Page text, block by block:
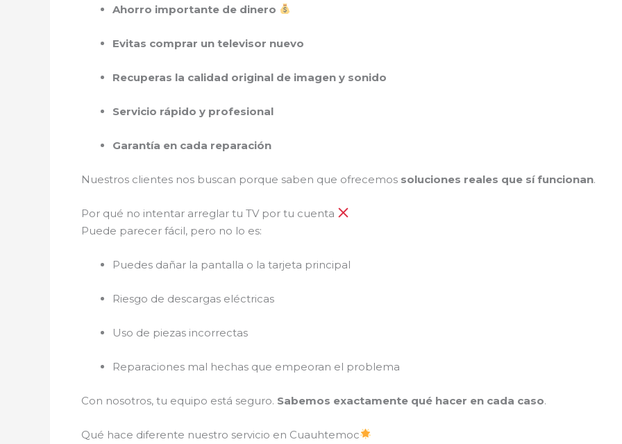
Ahorro importante de dinero
Evitas comprar un televisor nuevo
Recuperas la calidad original de imagen y sonido
Servicio rápido y profesional
Garantía en cada reparación
Nuestros clientes nos buscan porque saben que ofrecemos soluciones reales que sí funcionan.
Por qué no intentar arreglar tu TV por tu cuenta
Puede parecer fácil, pero no lo es:
Puedes dañar la pantalla o la tarjeta principal
Riesgo de descargas eléctricas
Uso de piezas incorrectas
Reparaciones mal hechas que empeoran el problema
Con nosotros, tu equipo está seguro. Sabemos exactamente qué hacer en cada caso.
Qué hace diferente nuestro servicio en Cuauhtemoc